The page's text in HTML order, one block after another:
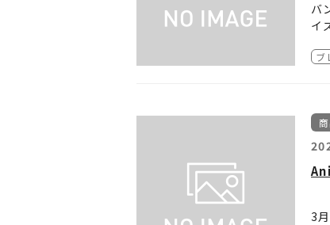
バ
イ
ト
の
商
ブ
3